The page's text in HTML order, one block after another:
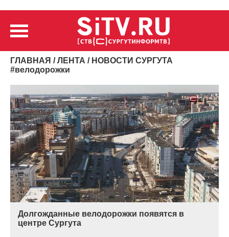
ГЛАВНАЯ /ЛЕНТА / НОВОСТИ СУРГУТА
#велодорожки
Долгожданные велодорожки появятся в
центре Сургута